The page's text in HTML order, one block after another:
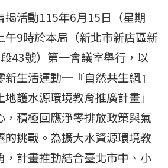
揭活動115年6月15日（星期
午9時於本局（新北市新店區新
43號）第一會議室舉行，以
新生活運動─『自然共生網』
地護水源環境教育推廣計畫」
，積極回應淨零排放政策與氣
的挑戰。為擴大水資源環境教
，計畫推動結合臺北市中、小